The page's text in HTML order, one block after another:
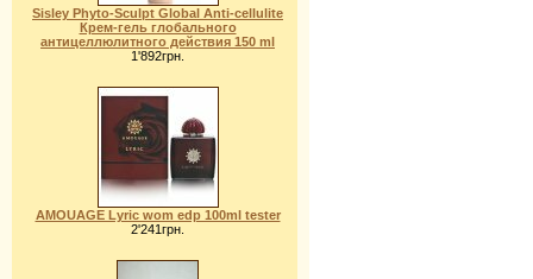
Sisley Phyto-Sculpt Global Аnti-cellulite
Крем-гель глобального
антицеллюлитного действия 150 ml
1'892грн.
AMOUAGE Lyric wom edp 100ml tester
2'241грн.